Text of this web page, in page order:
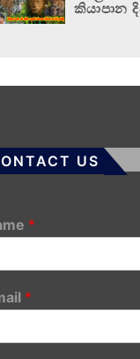
කියාපාන
US
*
*